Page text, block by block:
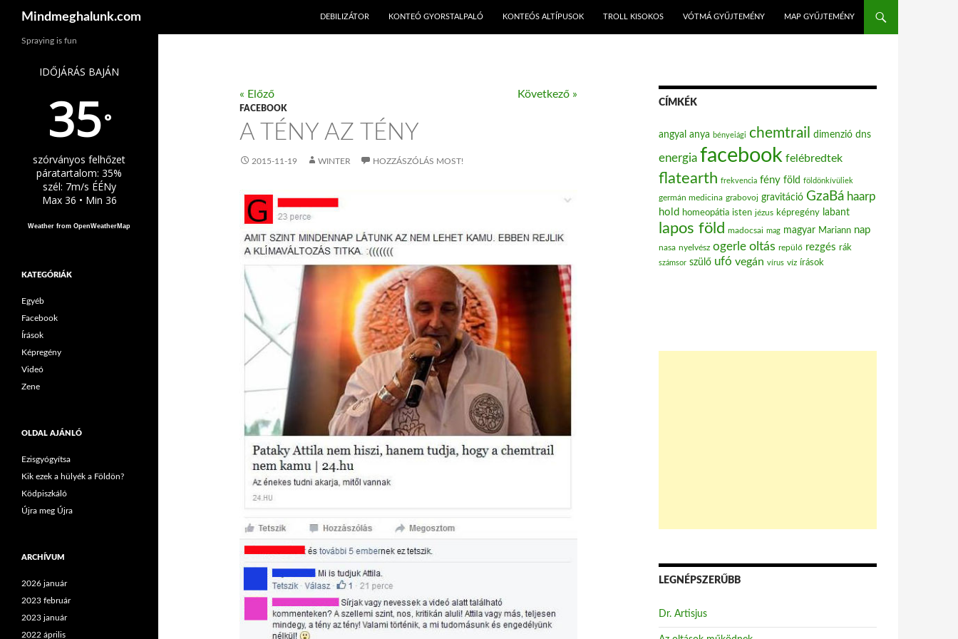
Mindmeghalunk.com
DEBILIZÁTOR
KONTEÓ GYORSTALPALÓ KONTEÓS ALTÍPUSOK TROLL KISOKOS VÓTMÁ GYŰJTEMÉNY MAP GYŰJTEMÉNY
« Előző Következő »
FACEBOOK
A TÉNY AZ TÉNY
2015-11-19 WINTER HOZZÁSZÓLÁS MOST!
CÍMKÉK
angyal anya bényeiági chemtrail dimenzió dns
energia facebook felébredtek
flatearth frekvencia fény föld földönkívüliek
germán medicina grabovoj gravitáció GzaBá haarp
hold homeopátia isten jézus képregény labant
lapos föld madocsai mag magyar Mariann nap
nasa nyelvész ogerle oltás repülő rezgés rák
számsor szülő ufó vegán vírus víz írások
LEGNÉPSZERŰBB
Dr. Artisjus
Spraying is fun
IDŐJÁRÁS BAJÁN
35°
szórványos felhőzet
páratartalom: 35%
szél: 7m/s ÉÉNy
Max 36 • Min 36
Weather from OpenWeatherMap
KATEGÓRIÁK
Egyéb
Facebook
Írások
Képregény
Videó
Zene
OLDAL AJÁNLÓ
Ezisgyógyítsa
Kik ezek a hülyék a Földön?
Ködpiszkáló
Újra meg Újra
ARCHÍVUM
2026 január
2023 február
2023 január
2022 április